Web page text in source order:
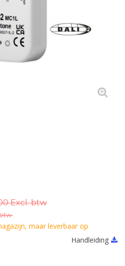
Excl. btw
btw.
maar leverbaar op
Handleiding